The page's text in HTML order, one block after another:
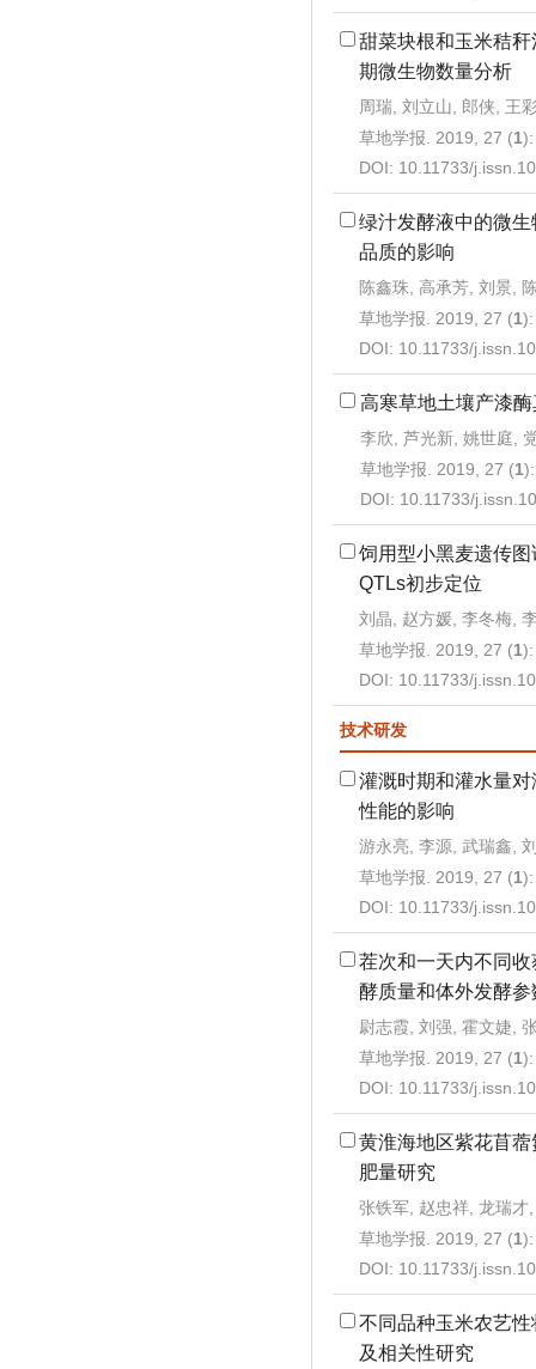
甜菜块根和玉米秸
期微生物数量分析
周瑞, 刘立山, 郎侠, 王
草地学报. 2019, 27 (1
DOI: 10.11733/
绿汁发酵液中的微
品质的影响
陈鑫珠, 高承芳, 刘景,
草地学报. 2019, 27 (1
DOI: 10.11733/
高寒草地土壤产漆
李欣, 芦光新, 姚世庭,
草地学报. 2019, 27 (1
DOI: 10.11733/
饲用型小黑麦遗传
QTLs初步定位
刘晶, 赵方媛, 李冬梅,
草地学报. 2019, 27 (1
DOI: 10.11733/
技术研发
灌溉时期和灌水量
性能的影响
游永亮, 李源, 武瑞鑫,
草地学报. 2019, 27 (1
DOI: 10.11733/
茬次和一天内不同
酵质量和体外发酵参
尉志霞, 刘强, 霍文婕,
草地学报. 2019, 27 (1
DOI: 10.11733/
黄淮海地区紫花苜
肥量研究
张铁军, 赵忠祥, 龙瑞才
草地学报. 2019, 27 (1
DOI: 10.11733/
不同品种玉米农艺
及相关性研究